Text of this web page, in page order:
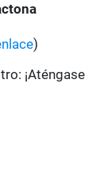
)
¡Aténgase